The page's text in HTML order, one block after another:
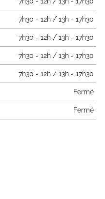
7h30 - 12h / 13h - 17h30
7h30 - 12h / 13h - 17h30
7h30 - 12h / 13h - 17h30
7h30 - 12h / 13h - 17h30
Fermé
Fermé